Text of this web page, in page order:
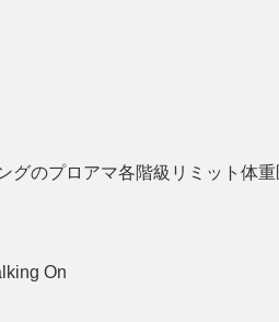
グのプロアマ各階級リミット体
On